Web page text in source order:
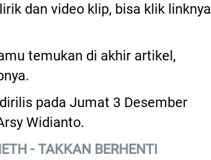
dan video klip, bisa klik linknya
temukan di akhir artikel,
pada Jumat 3 Desember
Widianto.
- TAKKAN BERHENTI